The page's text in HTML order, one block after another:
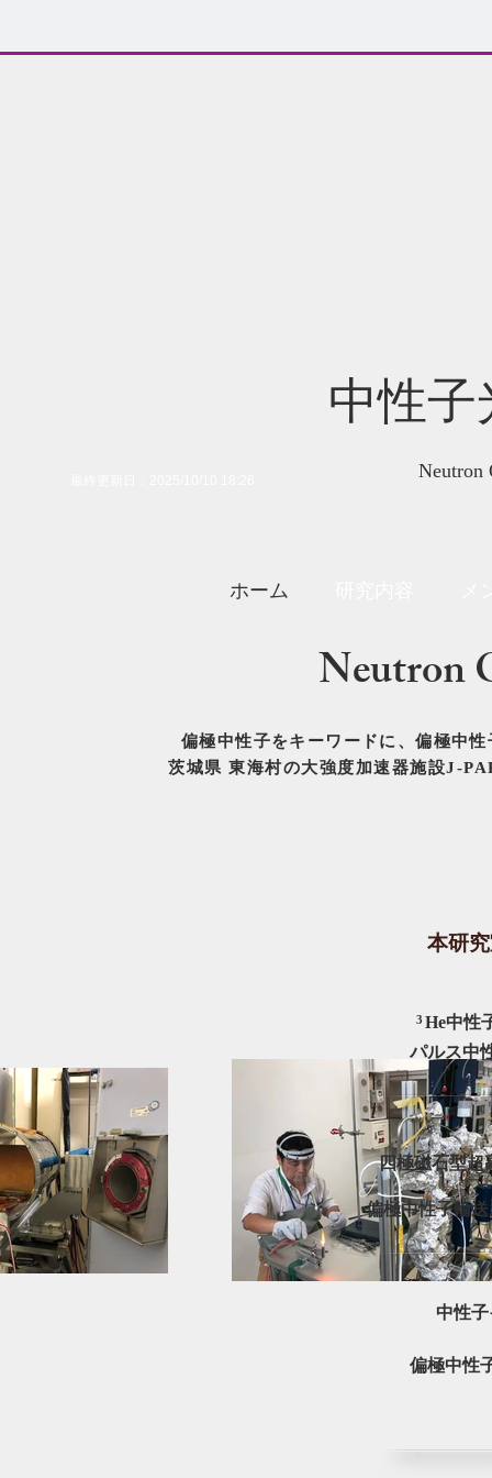
中性子
Neutron
ホーム
Neutron
偏極中性子をキーワードに、偏極中
茨城県 東海村の大強度加速器施設J-
本研
He中性
パルス中
四極磁石型超
偏極中性子輸
中性
偏極中性
3